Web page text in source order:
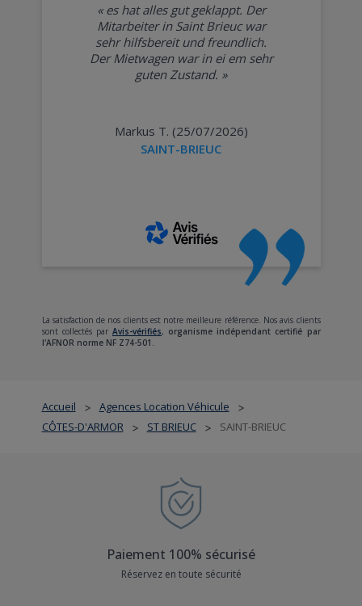
Accueil > Agences Location Véhicule >
CÔTES-D'ARMOR > ST BRIEUC > SAINT-BRIEUC
« es hat alles gut geklappt. Der
Mitarbeiter in Saint Brieuc war
sehr hilfsbereit und freundlich.
Der Mietwagen war in ei em sehr
guten Zustand. »
Markus T. (25/07/2026)
SAINT-BRIEUC
La satisfaction de nos clients est notre meilleure référence. Nos avis clients
sont collectés par Avis-vérifiés, organisme indépendant certifié par
l'AFNOR norme NF Z74-501.
Paiement 100% sécurisé
Réservez en toute sécurité